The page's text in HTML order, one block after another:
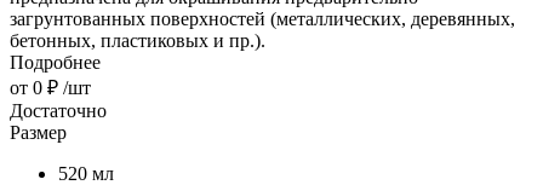
загрунтованных поверхностей (металлических, деревянных,
бетонных, пластиковых и пр.).
Подробнее
от 0 ₽ /шт
Достаточно
Размер
520 мл